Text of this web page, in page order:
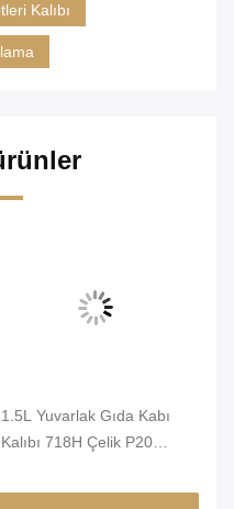
Kalıbı
1.5L Yuvarlak Gıda Kabı
Kalıbı 718H Çelik P20